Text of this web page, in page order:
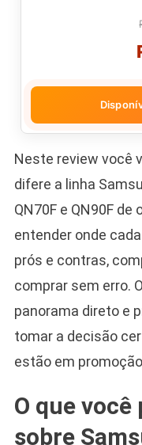
Neste review você
difere a linha
QN70F e QN90F
entender onde
prós e contras,
comprar sem erro.
panorama direto e
tomar a decisão
estão em
O que
sobre